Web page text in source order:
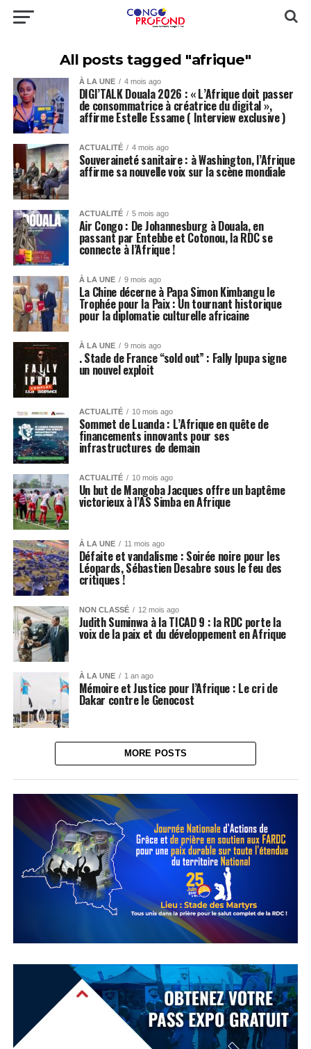
All posts tagged "afrique"
À LA UNE 4 mois ago
DIGI’TALK Douala 2026 : « L’Afrique doit passer
de consommatrice à créatrice du digital »,
affirme Estelle Essame ( Interview exclusive )
ACTUALITÉ 4 mois ago
Souveraineté sanitaire : à Washington, l’Afrique
affirme sa nouvelle voix sur la scène mondiale
ACTUALITÉ 5 mois ago
Air Congo : De Johannesburg à Douala, en
passant par Entebbe et Cotonou, la RDC se
connecte à l’Afrique !
À LA UNE 9 mois ago
La Chine décerne à Papa Simon Kimbangu le
Trophée pour la Paix : Un tournant historique
pour la diplomatie culturelle africaine
À LA UNE 9 mois ago
. Stade de France “sold out” : Fally Ipupa signe
un nouvel exploit
ACTUALITÉ 10 mois ago
Sommet de Luanda : L’Afrique en quête de
financements innovants pour ses
infrastructures de demain
ACTUALITÉ 10 mois ago
Un but de Mangoba Jacques offre un baptême
victorieux à l’AS Simba en Afrique
À LA UNE 11 mois ago
Défaite et vandalisme : Soirée noire pour les
Léopards, Sébastien Desabre sous le feu des
critiques !
NON CLASSÉ 12 mois ago
Judith Suminwa à la TICAD 9 : la RDC porte la
voix de la paix et du développement en Afrique
À LA UNE 1 an ago
Mémoire et Justice pour l’Afrique : Le cri de
Dakar contre le Genocost
MORE POSTS